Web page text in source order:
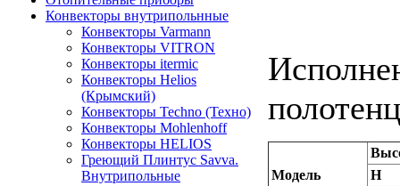
Конвекторы внутрипольнные
Конвекторы Varmann
Конвекторы VITRON
Конвекторы itermic
Конвекторы Helios
(Крымский)
Конвекторы Techno (Техно)
Конвекторы Mohlenhoff
Конвекторы HELIOS
Греющий Плинтус Savva.
Внутрипольные
Модель
H